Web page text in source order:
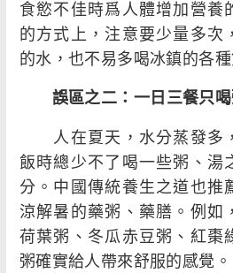
食慾不佳時爲人體增加營養
的方式上，注意要少量多次
的水，也不易多喝冰鎮的各
誤區之二：一日三餐只
人在夏天，水分蒸發多
飯時總少不了喝一些粥、湯
分。中國傳統養生之道也推
涼解暑的藥粥、藥膳。例如
荷葉粥、冬瓜赤豆粥、紅棗
粥確實給人帶來舒服的感覺。